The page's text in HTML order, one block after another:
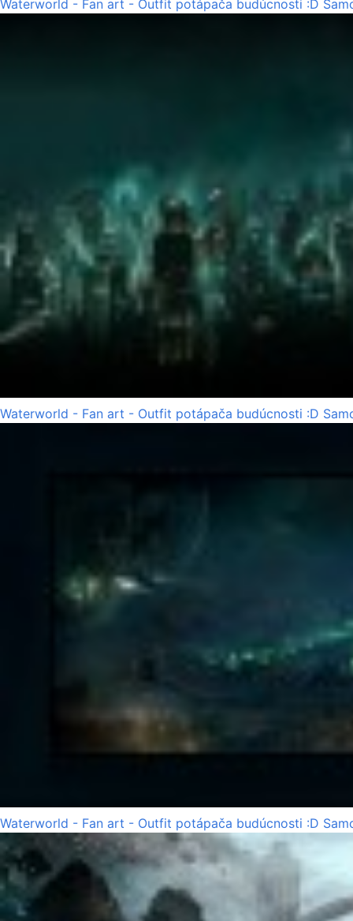
Waterworld - Fan art - Outfit potápača budúcnosti :D
Waterworld - Fan art - Outfit potápača budúcnosti :D
Waterworld - Fan art - Outfit potápača budúcnosti :D